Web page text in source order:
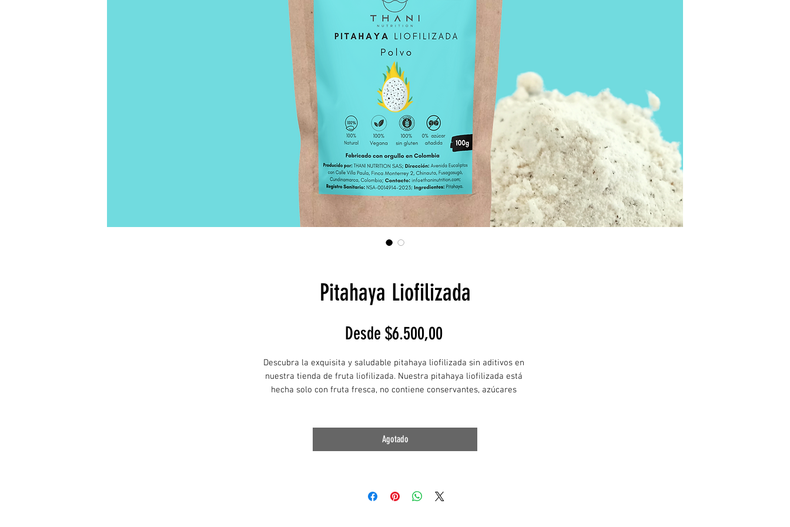
Pitahaya Liofilizada
Desde $6.500,00Precio
de
oferta
Descubra la exquisita y saludable pitahaya liofilizada sin aditivos en
nuestra tienda de fruta liofilizada. Nuestra pitahaya liofilizada está
hecha solo con fruta fresca, no contiene conservantes, azúcares
delicia natural y saludable. La pitahaya es rica en fibra, antioxidantes y
vitaminas, siendo una excelente opción para satisfacer antojos de forma
Agotado